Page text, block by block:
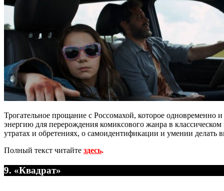
Трогательное прощание с Россомахой, которое
энергию для перерождения комиксового жанра в
утратах и обретениях, о самоидентификации и умении делать
Полный текст читайте здесь.
9. «Квадрат»